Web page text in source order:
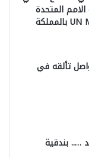
المتحدة
للتدريب والاعلام ال UN MTC بالمملكة
تألقه في
….. بندقية